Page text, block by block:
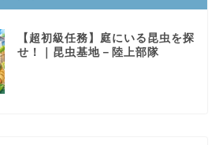
【超初級任務】庭にいる昆虫を探
せ！｜昆虫基地－陸上部隊